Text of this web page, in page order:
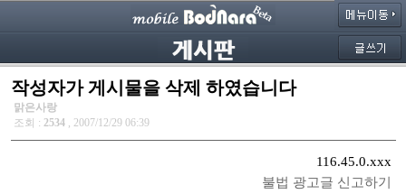
작성자가 게시물을 삭제 하였습니다
맑은사랑
조회 : 2534 , 2007/12/29 06:39
116.45.0.xxx
불법 광고글 신고하기